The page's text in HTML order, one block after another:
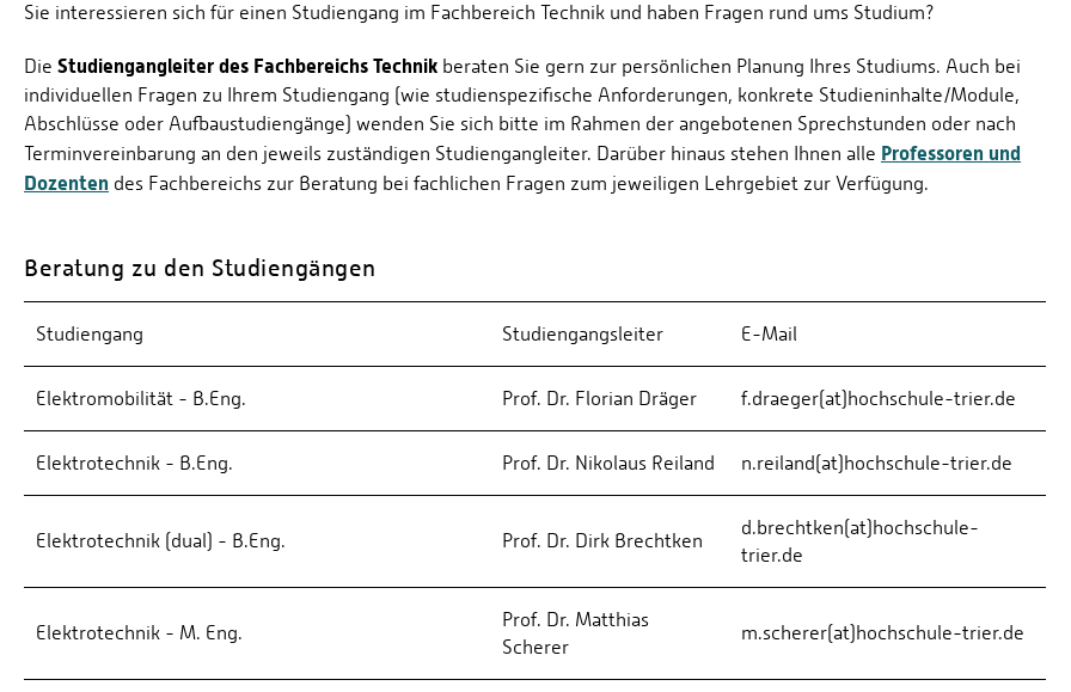
Sie interessieren sich für einen Studiengang im Fachbereich Technik und haben Fragen rund ums Studium?
Die Studiengangleiter des Fachbereichs Technik beraten Sie gern zur persönlichen Planung Ihres Studiums. Auch bei
individuellen Fragen zu Ihrem Studiengang (wie studienspezifische Anforderungen, konkrete Studieninhalte/Module,
Abschlüsse oder Aufbaustudiengänge) wenden Sie sich bitte im Rahmen der angebotenen Sprechstunden oder nach
Terminvereinbarung an den jeweils zuständigen Studiengangleiter. Darüber hinaus stehen Ihnen alle Professoren und
Dozenten des Fachbereichs zur Beratung bei fachlichen Fragen zum jeweiligen Lehrgebiet zur Verfügung.
Beratung zu den Studiengängen
Studiengang Studiengangsleiter E-Mail
Elektromobilität - B.Eng. Prof. Dr. Florian Dräger f.draeger(at)hochschule-trier.de
Elektrotechnik - B.Eng. Prof. Dr. Nikolaus Reiland n.reiland(at)hochschule-trier.de
Elektrotechnik (dual) - B.Eng. Prof. Dr. Dirk Brechtken
d.brechtken(at)hochschule-
trier.de
Elektrotechnik - M. Eng.
Prof. Dr. Matthias
Scherer
m.scherer(at)hochschule-trier.de